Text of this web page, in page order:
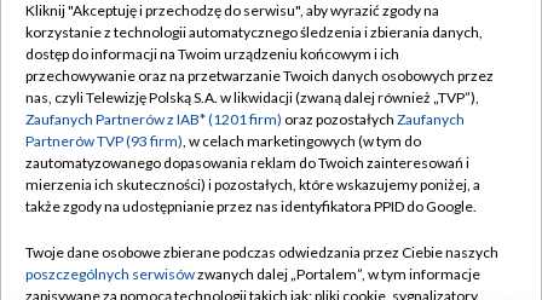
TVP
Abonament TVP
Emisja w TVP
Centrum informacji TVP
Naziemna Telewizja Cyfrowa
Rada Programowa
Regulamin TVP
Polityka prywatności
Moje zgody
Pomoc
Kontakt
Kliknij "Akceptuję i przechodzę do serwisu", aby wyrazić zgody na
korzystanie z technologii automatycznego śledzenia i zbierania danych,
dostęp do informacji na Twoim urządzeniu końcowym i ich
przechowywanie oraz na przetwarzanie Twoich danych osobowych przez
nas, czyli Telewizję Polską S.A. w likwidacji (zwaną dalej również „TVP”),
Zaufanych Partnerów z IAB* (1201 firm) oraz pozostałych Zaufanych
Partnerów TVP (93 firm), w celach marketingowych (w tym do
zautomatyzowanego dopasowania reklam do Twoich zainteresowań i
mierzenia ich skuteczności) i pozostałych, które wskazujemy poniżej, a
także zgody na udostępnianie przez nas identyfikatora PPID do Google.
Twoje dane osobowe zbierane podczas odwiedzania przez Ciebie naszych
poszczególnych serwisówzwanych dalej „Portalem”, w tym informacje
zapisywane za pomocą technologii takich jak: pliki cookie, sygnalizatory